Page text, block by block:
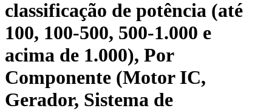
classificação de potência (até
100, 100-500, 500-1.000 e
acima de 1.000), Por
Componente (Motor IC,
Gerador, Sistema de